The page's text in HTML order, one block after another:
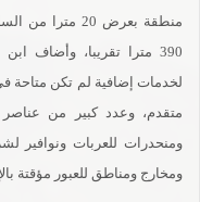
منطقة بعرض 20
390 مترا تقريبا، وأضاف
لخدمات إضافية لم تكن متاحة
متقدم، وعدد كبير من
ومنحدرات للعربات ونوافير
ومخارج ومناطق للعبور مؤقتة